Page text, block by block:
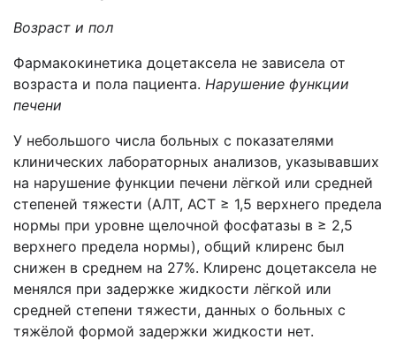
Возраст и пол
Фармакокинетика доцетаксела не зависела от
возраста и пола пациента. Нарушение функции
печени
У небольшого числа больных с показателями
клинических лабораторных анализов, указывавших
на нарушение функции печени лёгкой или средней
степеней тяжести (АЛТ, АСТ ≥ 1,5 верхнего предела
нормы при уровне щелочной фосфатазы в ≥ 2,5
верхнего предела нормы), общий клиренс был
снижен в среднем на 27%. Клиренс доцетаксела не
менялся при задержке жидкости лёгкой или
средней степени тяжести, данных о больных с
тяжёлой формой задержки жидкости нет.